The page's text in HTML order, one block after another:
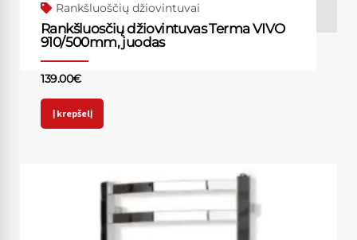
Rankšluoščių džiovintuvai
Rankšluosčių džiovintuvas Terma VIVO
910/500mm, juodas
139.00€
Į krepšelį